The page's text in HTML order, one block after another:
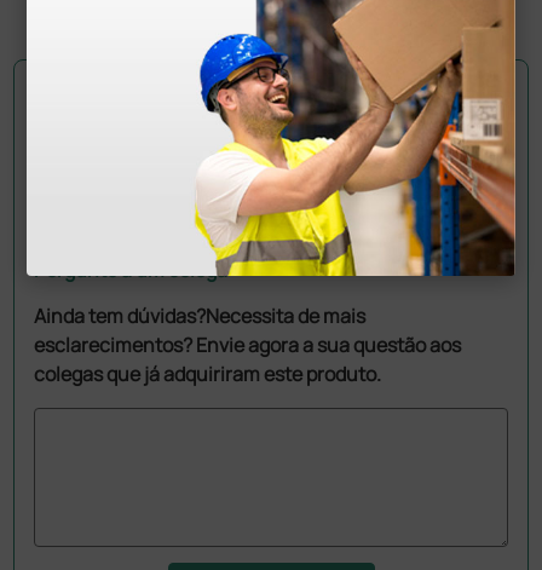
Pergunte a um colega
Ainda tem dúvidas?Necessita de mais
esclarecimentos? Envie agora a sua questão aos
colegas que já adquiriram este produto.